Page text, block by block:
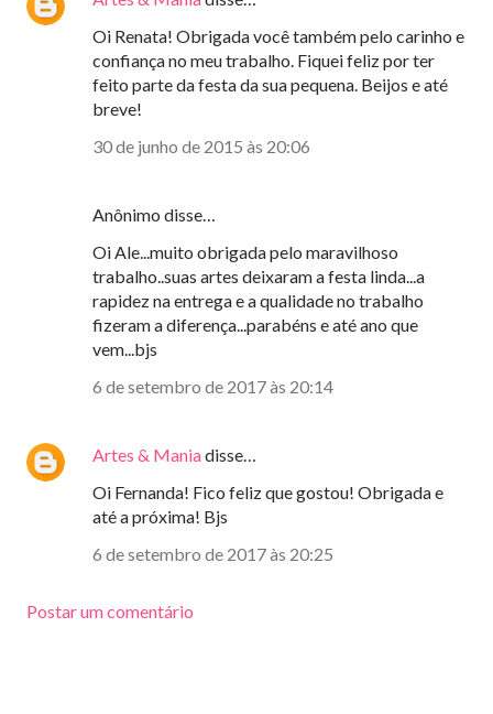
Oi Renata! Obrigada você também pelo carinho e
confiança no meu trabalho. Fiquei feliz por ter
feito parte da festa da sua pequena. Beijos e até
breve!
30 de junho de 2015 às 20:06
Anônimo disse…
Oi Ale...muito obrigada pelo maravilhoso
trabalho..suas artes deixaram a festa linda...a
rapidez na entrega e a qualidade no trabalho
fizeram a diferença...parabéns e até ano que
vem...bjs
6 de setembro de 2017 às 20:14
Artes & Maniadisse…
Oi Fernanda! Fico feliz que gostou! Obrigada e
até a próxima! Bjs
6 de setembro de 2017 às 20:25
Postar um comentário